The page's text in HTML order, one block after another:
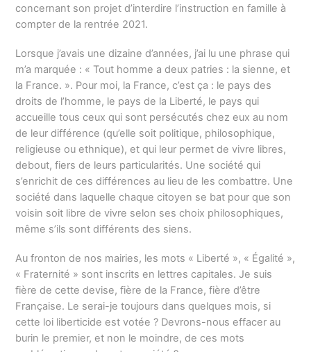
concernant son projet d’interdire l’instruction en famille à
compter de la rentrée 2021.
Lorsque j’avais une dizaine d’années, j’ai lu une phrase qui
m’a marquée : « Tout homme a deux patries : la sienne, et
la France. ». Pour moi, la France, c’est ça : le pays des
droits de l’homme, le pays de la Liberté, le pays qui
accueille tous ceux qui sont persécutés chez eux au nom
de leur différence (qu’elle soit politique, philosophique,
religieuse ou ethnique), et qui leur permet de vivre libres,
debout, fiers de leurs particularités. Une société qui
s’enrichit de ces différences au lieu de les combattre. Une
société dans laquelle chaque citoyen se bat pour que son
voisin soit libre de vivre selon ses choix philosophiques,
même s’ils sont différents des siens.
Au fronton de nos mairies, les mots « Liberté », « Égalité »,
« Fraternité » sont inscrits en lettres capitales. Je suis
fière de cette devise, fière de la France, fière d’être
Française. Le serai-je toujours dans quelques mois, si
cette loi liberticide est votée ? Devrons-nous effacer au
burin le premier, et non le moindre, de ces mots